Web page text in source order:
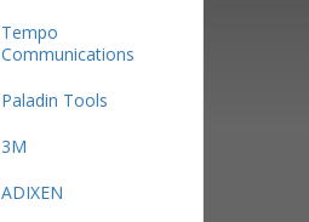
Tempo
Communications
Paladin Tools
3М
ADIXEN